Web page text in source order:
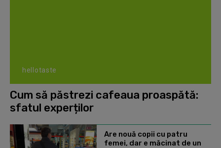
hellotaste
Cum să păstrezi cafeaua proaspătă:
sfatul experților
Are nouă copii cu patru
femei, dar e măcinat de un